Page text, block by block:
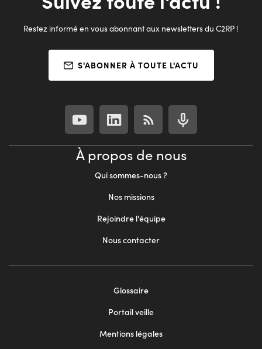
Restez informé en vous abonnant aux newsletters du C2RP !
S'ABONNER À TOUTE L'ACTU
À propos de nous
Qui sommes-nous ?
Nos missions
Rejoindre l'équipe
Nous contacter
Glossaire
Portail veille
Mentions légales